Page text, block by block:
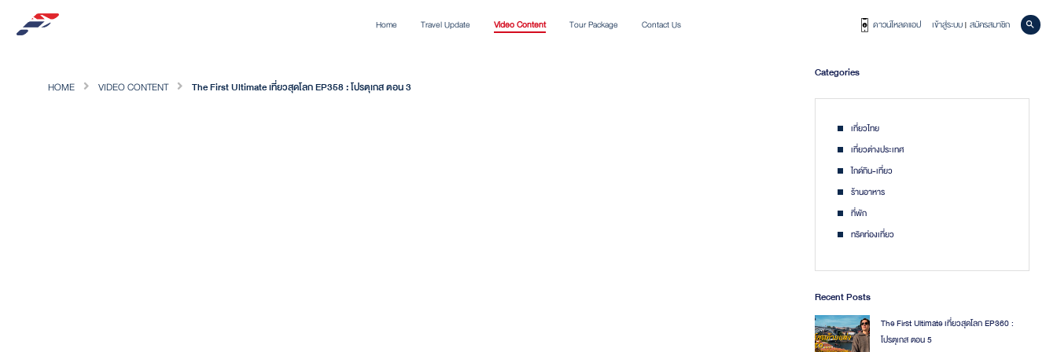
Home Travel Update Video Content Tour Package Contact Us ดาวน์โหลดแอป เข้าสู่ระบบ | สมัครสมาชิก
HOME VIDEO CONTENT The First Ultimate เที่ยวสุดโลก EP358 : โปรตุเกส ตอน 3
Categories
เที่ยวไทย
เที่ยวต่างประเทศ
ไกด์กิน-เที่ยว
ร้านอาหาร
ที่พัก
ทริคท่องเที่ยว
Recent Posts
The First Ultimate เที่ยวสุดโลก EP360 :
โปรตุเกส ตอน 5